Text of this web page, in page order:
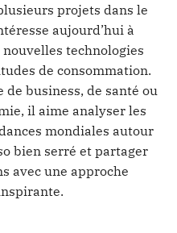
projets dans le
aujourd’hui à
nouvelles technologies
de consommation.
de business, de santé ou
il aime analyser les
mondiales autour
bien serré et partager
avec une approche